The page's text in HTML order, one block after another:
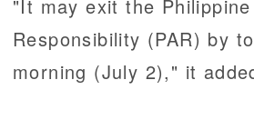
"It may exit the
Responsibility (PAR) by
morning (July 2)," it